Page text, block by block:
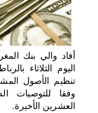
أفاد والي بنك
اليوم الثلاثاء
تنظيم الأصول
وفقا للتوصيات
العشرين الأخيرة.